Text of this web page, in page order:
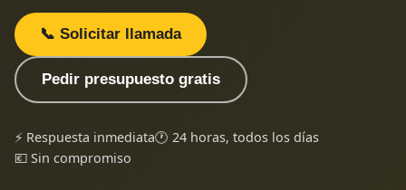
📞 Solicitar llamada
Pedir presupuesto gratis
⚡ Respuesta inmediata🕐 24 horas, todos los días
💶 Sin compromiso